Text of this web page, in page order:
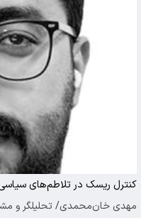
کنترل ریسک در تلاطم‌های
مهدی خان‌محمدی/ تحلیلگر و